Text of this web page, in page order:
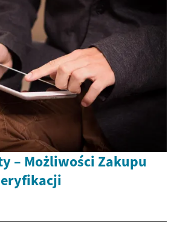
– Możliwości Zakupu